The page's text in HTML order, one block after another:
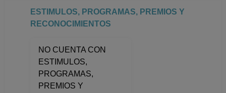
Facultad de Ciencias
ESTIMULOS, PROGRAMAS, PREMIOS Y
RECONOCIMIENTOS
NO CUENTA CON
ESTIMULOS,
PROGRAMAS,
PREMIOS Y